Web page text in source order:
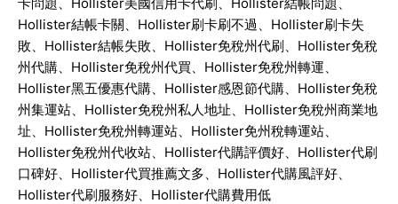
Hollister結帳卡關、 Hollister刷卡刷不過、 Hollister刷卡失
敗、 Hollister結帳失敗、 Hollister免稅州代刷、 Hollister免稅
州代購、 Hollister免稅州代買、 Hollister免稅州轉運、
Hollister黑五優惠代購、 Hollister感恩節代購、 Hollister免稅
州集運站、 Hollister免稅州私人地址、 Hollister免稅州商業地
址、 Hollister免稅州轉運站、 Hollister免州稅轉運站、
Hollister免稅州代收站、 Hollister代購評價好、 Hollister代刷
口碑好、 Hollister代買推薦文多、 Hollister代購風評好、
Hollister代刷服務好、 Hollister代購費用低